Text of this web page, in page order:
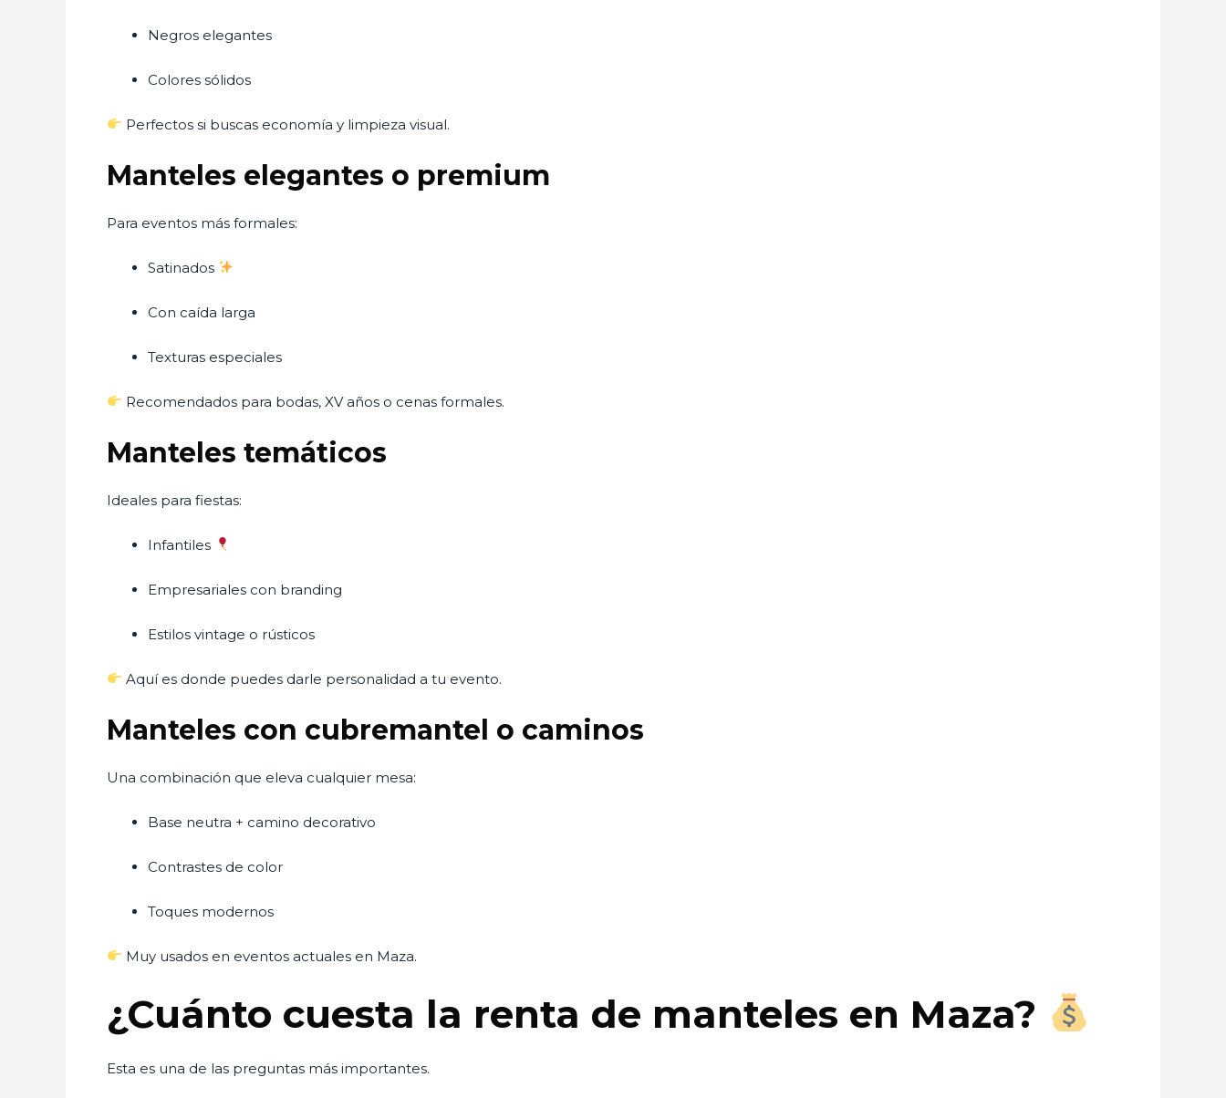
Negros elegantes
Colores sólidos
Perfectos si buscas economía y limpieza visual.
Manteles elegantes o premium
Para eventos más formales:
Satinados
Con caída larga
Texturas especiales
Recomendados para bodas, XV años o cenas formales.
Manteles temáticos
Ideales para fiestas:
Infantiles
Empresariales con branding
Estilos vintage o rústicos
Aquí es donde puedes darle personalidad a tu evento.
Manteles con cubremantel o caminos
Una combinación que eleva cualquier mesa:
Base neutra + camino decorativo
Contrastes de color
Toques modernos
Muy usados en eventos actuales en Maza.
¿Cuánto cuesta la renta de manteles en Maza?
Esta es una de las preguntas más importantes.